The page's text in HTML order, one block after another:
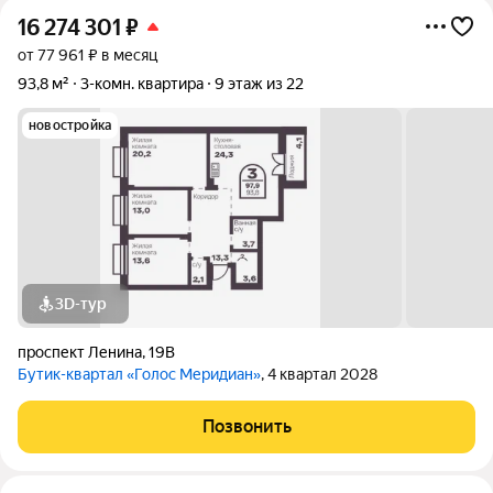
16 274 301 ₽
от 77 961 ₽ в месяц
93,8 м²
3-комн. квартира 9 этаж из 22
новостройка
3D-тур
проспект Ленина,19В
Бутик-квартал «Голос Меридиан», 4 квартал 2028
Позвонить